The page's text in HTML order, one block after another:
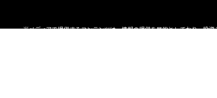
当メディアで提供するコンテンツは、情報の提供を目的としており、投資